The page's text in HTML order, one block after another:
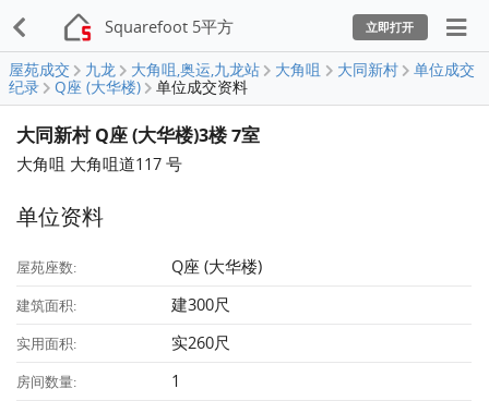
Squarefoot 5平方 立即打开
屋苑成交 九龙 大角咀,奥运,九龙站 大角咀 大同新村
单位成交
纪录
Q座 (大华楼) 单位成交资料
大同新村 Q座 (大华楼)3楼 7室
大角咀 大角咀道117 号
单位资料
屋苑座数: Q座 (大华楼)
建筑面积: 建300尺
实用面积: 实260尺
房间数量: 1